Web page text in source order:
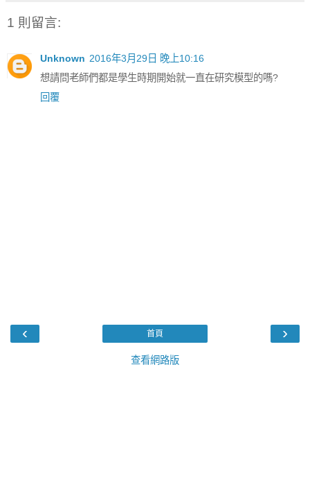
1 則留言:
Unknown 2016年3月29日 晚上10:16
想請問老師們都是學生時期開始就一直在研究模型的嗎?
回覆
‹ ›
首頁
查看網路版